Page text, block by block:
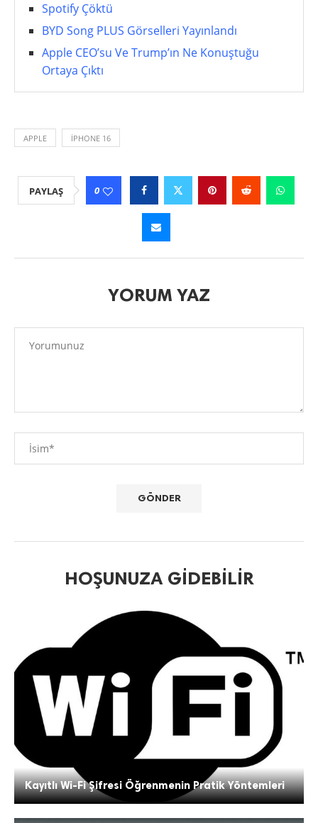
Spotify Çöktü
BYD Song PLUS Görselleri Yayınlandı
Apple CEO’su Ve Trump’ın Ne Konuştuğu
Ortaya Çıktı
APPLE IPHONE 16
PAYLAŞ 0
YORUM YAZ
HOŞUNUZA GIDEBILIR
Kayıtlı Wi-Fi Şifresi Öğrenmenin Pratik Yöntemleri